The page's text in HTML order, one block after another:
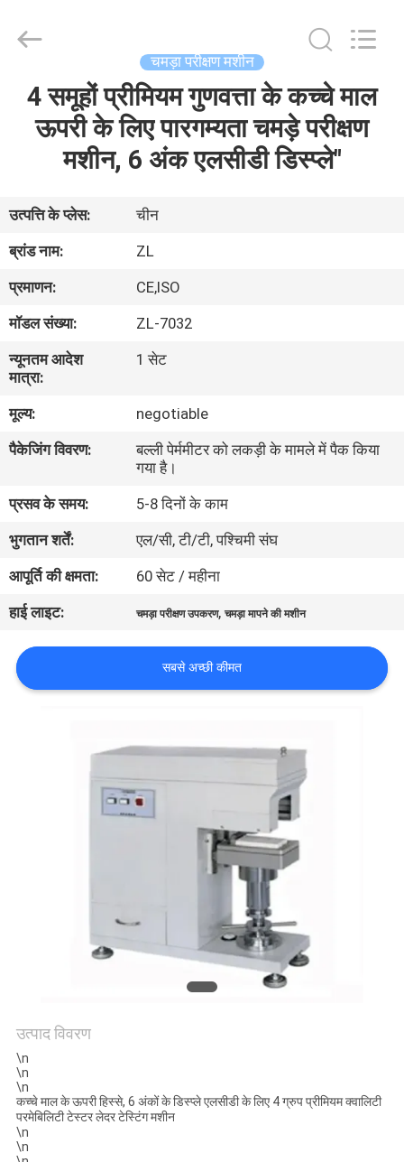
उत्पादों
वीडियो
बारे
में
कारखाना
भ्रमण
नियंत्रण
संपर्क
करें
समाचार
PRIVACY
POLICY
Technology
Reserved.
चमड़ा परीक्षण मशीन
4 समूहों प्रीमियम गुणवत्ता के कच्चे माल
ऊपरी के लिए पारगम्यता चमड़े परीक्षण
मशीन, 6 अंक एलसीडी डिस्प्ले"
उत्पत्ति के प्लेस:
चीन
ब्रांड नाम:
ZL
प्रमाणन:
CE,ISO
मॉडल संख्या:
ZL-7032
न्यूनतम आदेश
मात्रा:
1 सेट
मूल्य:
negotiable
पैकेजिंग विवरण:
बल्ली पेर्ममीटर को लकड़ी के मामले में पैक किया
गया है।
प्रसव के समय:
5-8 दिनों के काम
भुगतान शर्तें:
एल/सी, टी/टी, पश्चिमी संघ
आपूर्ति की क्षमता:
60 सेट / महीना
हाई लाइट:
चमड़ा परीक्षण उपकरण,चमड़ा मापने की मशीन
सबसे अच्छी कीमत
उत्पाद विवरण
\n
\n
\n
कच्चे माल के ऊपरी हिस्से, 6 अंकों के डिस्प्ले एलसीडी के लिए 4 ग्रुप प्रीमियम क्वालिटी
परमेबिलिटी टेस्टर लेदर टेस्टिंग मशीन
\n
\n